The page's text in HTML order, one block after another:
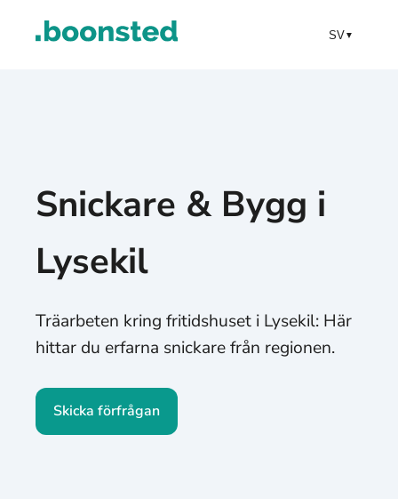
SV▼
Snickare & Bygg i
Lysekil
Träarbeten kring fritidshuset i Lysekil: Här
hittar du erfarna snickare från regionen.
Skicka förfrågan